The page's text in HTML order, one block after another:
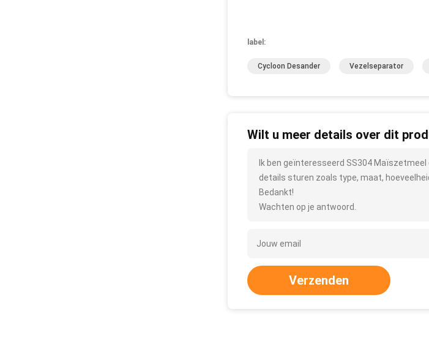
label:
Cycloon Desander Vezelseparator
Wilt u meer details over dit
Ik ben geïnteresseerd SS304
details sturen zoals type, maat,
Bedankt!
Wachten op je antwoord.
Verzenden